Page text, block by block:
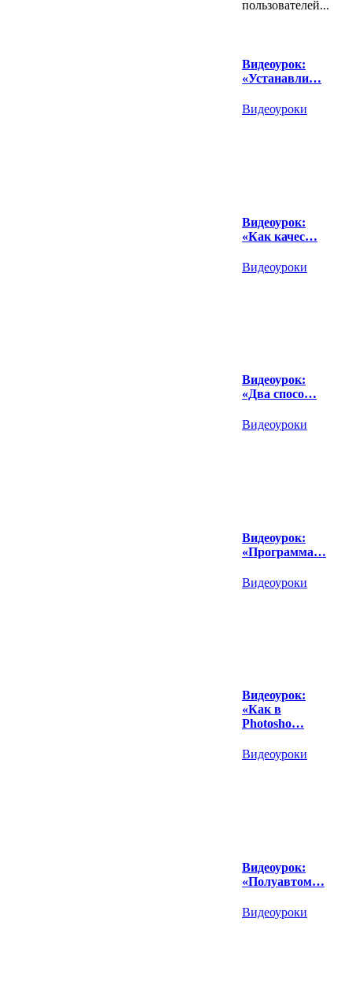
пользователей...
Видеоурок:
«Устанавли…
Видеоуроки
Видеоурок:
«Как качес…
Видеоуроки
Видеоурок:
«Два спосо…
Видеоуроки
Видеоурок:
«Программа…
Видеоуроки
Видеоурок:
«Как в
Photosho…
Видеоуроки
Видеоурок:
«Полуавтом…
Видеоуроки